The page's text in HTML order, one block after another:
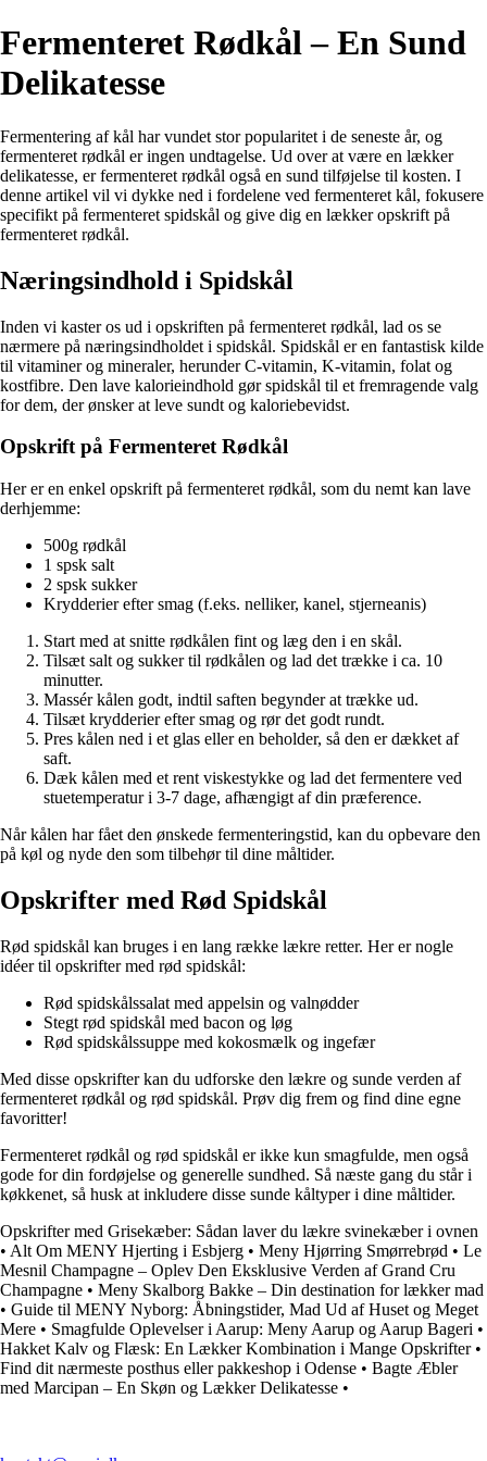
Fermenteret Rødkål – En Sund
Delikatesse
Fermentering af kål har vundet stor popularitet i de seneste år, og
fermenteret rødkål er ingen undtagelse. Ud over at være en lækker
delikatesse, er fermenteret rødkål også en sund tilføjelse til kosten. I
denne artikel vil vi dykke ned i fordelene ved fermenteret kål, fokusere
specifikt på fermenteret spidskål og give dig en lækker opskrift på
fermenteret rødkål.
Næringsindhold i Spidskål
Inden vi kaster os ud i opskriften på fermenteret rødkål, lad os se
nærmere på næringsindholdet i spidskål. Spidskål er en fantastisk kilde
til vitaminer og mineraler, herunder C-vitamin, K-vitamin, folat og
kostfibre. Den lave kalorieindhold gør spidskål til et fremragende valg
for dem, der ønsker at leve sundt og kaloriebevidst.
Opskrift på Fermenteret Rødkål
Her er en enkel opskrift på fermenteret rødkål, som du nemt kan lave
derhjemme:
500g rødkål
1 spsk salt
2 spsk sukker
Krydderier efter smag (f.eks. nelliker, kanel, stjerneanis)
Start med at snitte rødkålen fint og læg den i en skål.
Tilsæt salt og sukker til rødkålen og lad det trække i ca. 10
minutter.
Massér kålen godt, indtil saften begynder at trække ud.
Tilsæt krydderier efter smag og rør det godt rundt.
Pres kålen ned i et glas eller en beholder, så den er dækket af
saft.
Dæk kålen med et rent viskestykke og lad det fermentere ved
stuetemperatur i 3-7 dage, afhængigt af din præference.
Når kålen har fået den ønskede fermenteringstid, kan du opbevare den
på køl og nyde den som tilbehør til dine måltider.
Opskrifter med Rød Spidskål
Rød spidskål kan bruges i en lang række lækre retter. Her er nogle
idéer til opskrifter med rød spidskål:
Rød spidskålssalat med appelsin og valnødder
Stegt rød spidskål med bacon og løg
Rød spidskålssuppe med kokosmælk og ingefær
Med disse opskrifter kan du udforske den lækre og sunde verden af
fermenteret rødkål og rød spidskål. Prøv dig frem og find dine egne
favoritter!
Fermenteret rødkål og rød spidskål er ikke kun smagfulde, men også
gode for din fordøjelse og generelle sundhed. Så næste gang du står i
køkkenet, så husk at inkludere disse sunde kåltyper i dine måltider.
Opskrifter med Grisekæber: Sådan laver du lækre svinekæber i ovnen
• Alt Om MENY Hjerting i Esbjerg • Meny Hjørring Smørrebrød • Le
Mesnil Champagne – Oplev Den Eksklusive Verden af Grand Cru
Champagne • Meny Skalborg Bakke – Din destination for lækker mad
• Guide til MENY Nyborg: Åbningstider, Mad Ud af Huset og Meget
Mere • Smagfulde Oplevelser i Aarup: Meny Aarup og Aarup Bageri •
Hakket Kalv og Flæsk: En Lækker Kombination i Mange Opskrifter•
Find dit nærmeste posthus eller pakkeshop i Odense • Bagte Æbler
med Marcipan – En Skøn og Lækker Delikatesse •